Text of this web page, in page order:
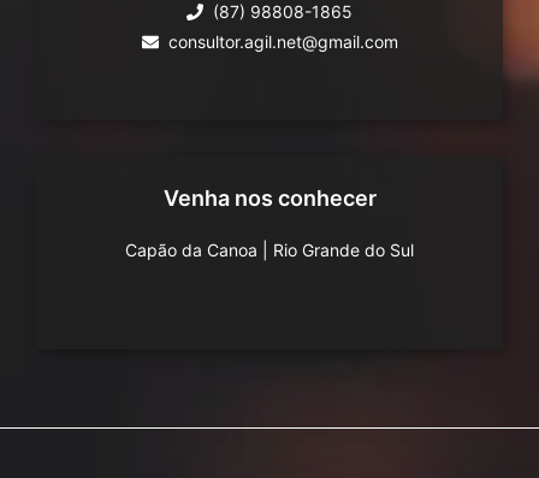
(87) 98808-1865
consultor.agil.net@gmail.com
Venha nos conhecer
Capão da Canoa Rio Grande do Sul